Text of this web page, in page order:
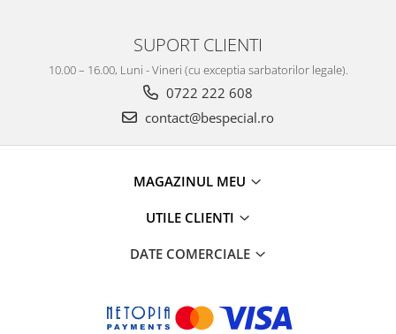
SUPORT CLIENTI
10.00 – 16.00, Luni - Vineri (cu exceptia sarbatorilor legale).
0722 222 608
contact@bespecial.ro
MAGAZINUL MEU
UTILE CLIENTI
DATE COMERCIALE